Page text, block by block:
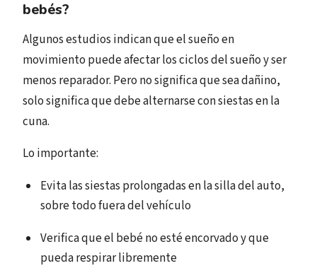
bebés?
Algunos estudios indican que el sueño en
movimiento puede afectar los ciclos del sueño y ser
menos reparador. Pero no significa que sea dañino,
solo significa que debe alternarse con siestas en la
cuna.
Lo importante:
Evita las siestas prolongadas en la silla del auto,
sobre todo fuera del vehículo
Verifica que el bebé no esté encorvado y que
pueda respirar libremente